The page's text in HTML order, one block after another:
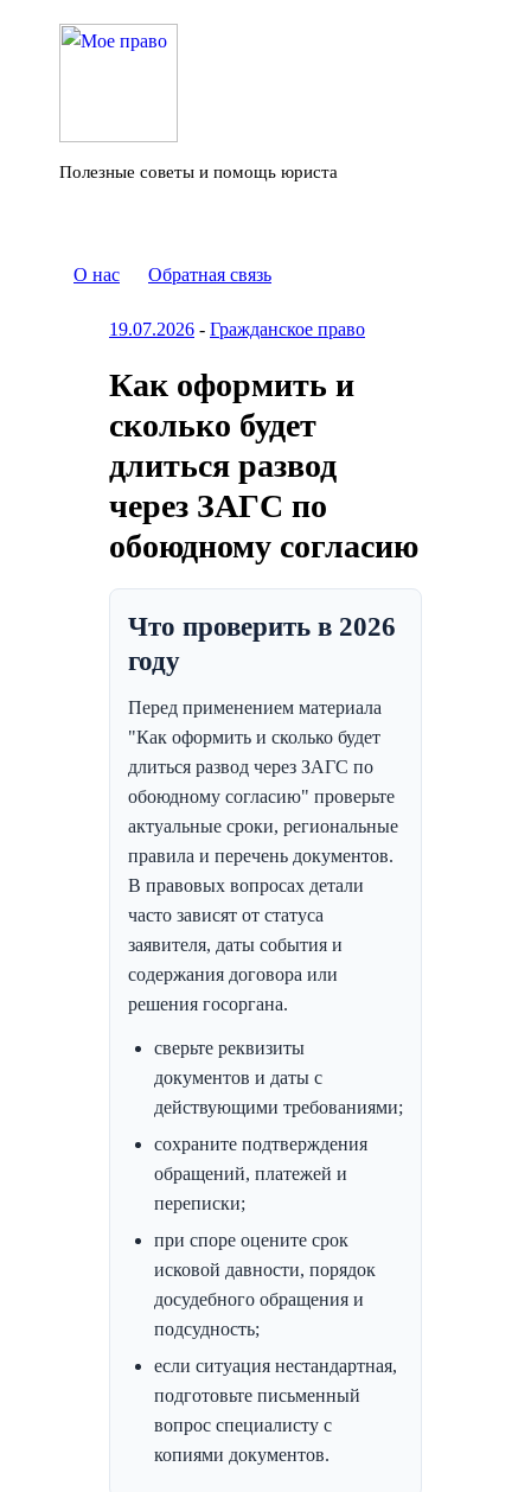
Полезные советы и помощь юриста
О нас Обратная связь
19.07.2026 - Гражданское право
Как оформить и
сколько будет
длиться развод
через ЗАГС по
обоюдному согласию
Что проверить в 2026
году
Перед применением материала
"Как оформить и сколько будет
длиться развод через ЗАГС по
обоюдному согласию" проверьте
актуальные сроки, региональные
правила и перечень документов.
В правовых вопросах детали
часто зависят от статуса
заявителя, даты события и
содержания договора или
решения госоргана.
сверьте реквизиты
документов и даты с
действующими требованиями;
сохраните подтверждения
обращений, платежей и
переписки;
при споре оцените срок
исковой давности, порядок
досудебного обращения и
подсудность;
если ситуация нестандартная,
подготовьте письменный
вопрос специалисту с
копиями документов.